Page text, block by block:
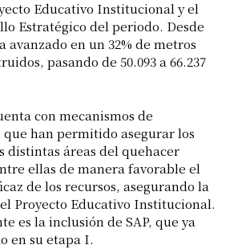
Educativo Institucional y el
Estratégico del periodo. Desde
avanzado en un 32% de metros
pasando de 50.093 a 66.237
con mecanismos de
han permitido asegurar los
distintas áreas del quehacer
ellas de manera favorable el
de los recursos, asegurando la
Proyecto Educativo Institucional.
es la inclusión de SAP, que ya
en su etapa I.